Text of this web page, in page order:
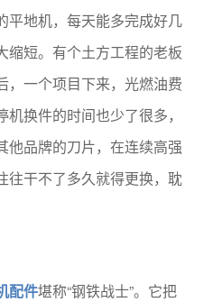
平地机，每天能多完成好几
缩短。有个土方工程的老板
，一个项目下来，光燃油费
换件的时间也少了很多，
他品牌的刀片，在连续高强
往干不了多久就得更换，耽
配件堪称“钢铁战士”。它把